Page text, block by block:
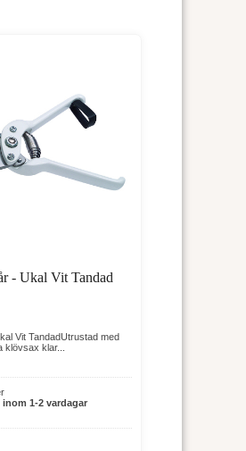
- Ukal Vit Tandad
Vit TandadUtrustad med
klövsax klar...
1-2 vardagar